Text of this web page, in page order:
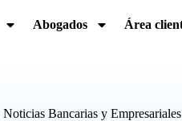
Abogados Área
Noticias Bancarias y